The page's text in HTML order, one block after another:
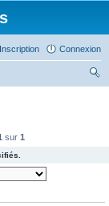
Connexion
Inscription
sur 1